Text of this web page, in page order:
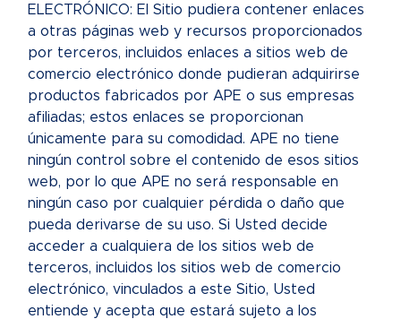
ELECTRÓNICO: El Sitio pudiera contener enlaces
a otras páginas web y recursos proporcionados
por terceros, incluidos enlaces a sitios web de
comercio electrónico donde pudieran adquirirse
productos fabricados por APE o sus empresas
afiliadas; estos enlaces se proporcionan
únicamente para su comodidad. APE no tiene
ningún control sobre el contenido de esos sitios
web, por lo que APE no será responsable en
ningún caso por cualquier pérdida o daño que
pueda derivarse de su uso. Si Usted decide
acceder a cualquiera de los sitios web de
terceros, incluidos los sitios web de comercio
electrónico, vinculados a este Sitio, Usted
entiende y acepta que estará sujeto a los